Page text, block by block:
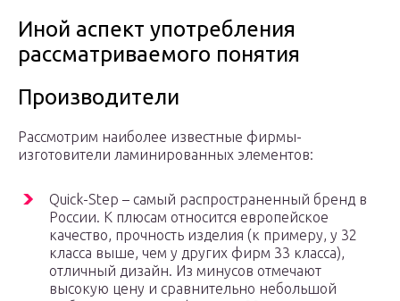
Иной аспект употребления
рассматриваемого понятия
Производители
Рассмотрим наиболее известные фирмы-
изготовители ламинированных элементов:
Quick-Step – самый распространенный бренд в
России. К плюсам относится европейское
качество, прочность изделия (к примеру, у 32
класса выше, чем у других фирм 33 класса),
отличный дизайн. Из минусов отмечают
высокую цену и сравнительно небольшой